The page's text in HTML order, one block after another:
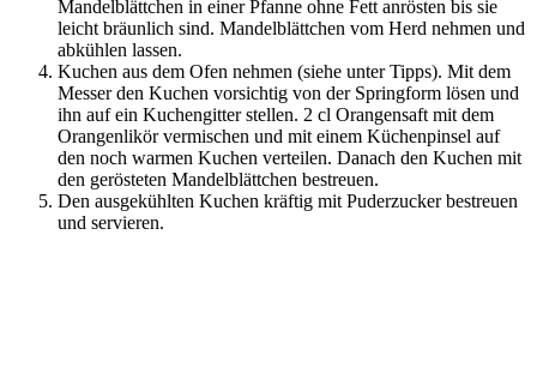
Mandelblättchen in einer Pfanne ohne Fett anrösten bis sie
leicht bräunlich sind. Mandelblättchen vom Herd nehmen und
abkühlen lassen.
Kuchen aus dem Ofen nehmen (siehe unter Tipps). Mit dem
Messer den Kuchen vorsichtig von der Springform lösen und
ihn auf ein Kuchengitter stellen. 2 cl Orangensaft mit dem
Orangenlikör vermischen und mit einem Küchenpinsel auf
den noch warmen Kuchen verteilen. Danach den Kuchen mit
den gerösteten Mandelblättchen bestreuen.
Den ausgekühlten Kuchen kräftig mit Puderzucker bestreuen
und servieren.